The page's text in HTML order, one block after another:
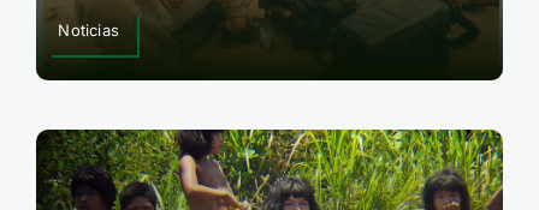
Noticias